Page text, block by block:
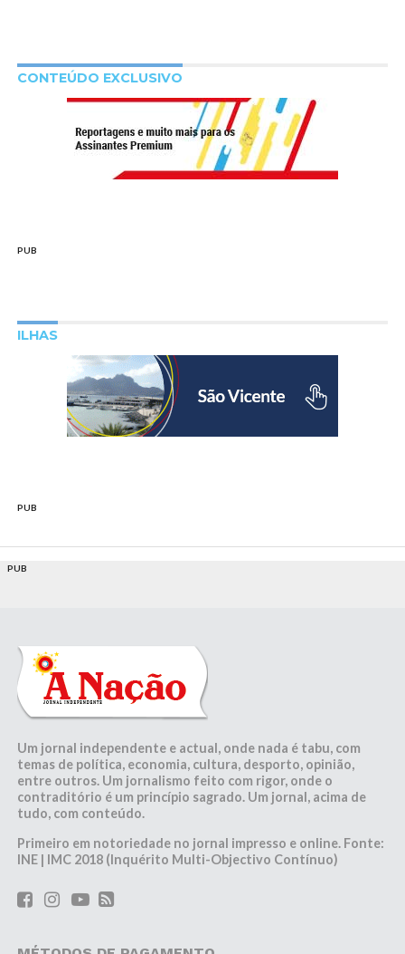
CONTEÚDO EXCLUSIVO
PUB
ILHAS
PUB
PUB
Um jornal independente e actual, onde nada é tabu, com
temas de política, economia, cultura, desporto, opinião,
entre outros. Um jornalismo feito com rigor, onde o
contraditório é um princípio sagrado. Um jornal, acima de
tudo, com conteúdo.
Primeiro em notoriedade no jornal impresso e online. Fonte:
INE | IMC 2018 (Inquérito Multi-Objectivo Contínuo)